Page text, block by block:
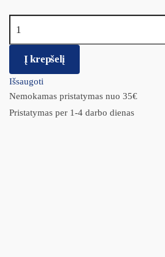
Į krepšelį
Išsaugoti
Nemokamas pristatymas nuo 35€
Pristatymas per 1-4 darbo dienas